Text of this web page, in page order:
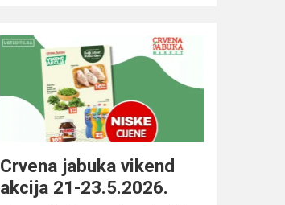
Crvena jabuka vikend
akcija 21-23.5.2026.